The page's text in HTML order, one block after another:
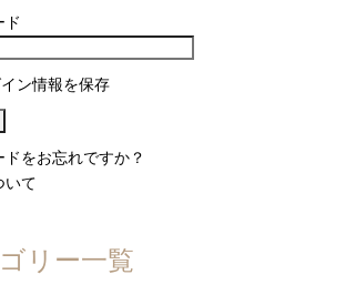
ド
ン情報を保存
ドをお忘れですか？
いて
リー一覧